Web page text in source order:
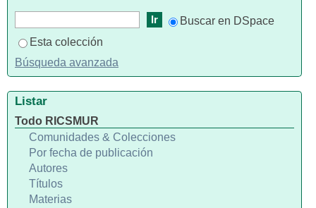
Buscar en DSpace
Esta colección
Búsqueda avanzada
Listar
Todo RICSMUR
Comunidades & Colecciones
Por fecha de publicación
Autores
Títulos
Materias